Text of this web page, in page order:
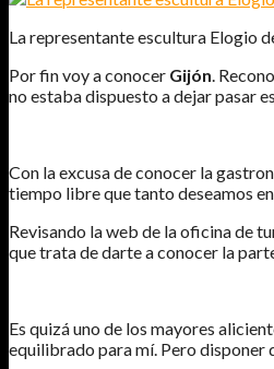
La representante escultura Elogio
Por fin voy a conocer Gijón.
no estaba dispuesto a dejar pasar
Con la excusa de conocer la
tiempo libre que tanto deseamos
Revisando la web de la oficina de
que trata de darte a conocer la
Es quizá uno de los mayores
equilibrado para mí. Pero disponer